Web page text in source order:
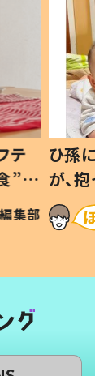
”を
親
集部
ひ孫
が、
「涙
い」